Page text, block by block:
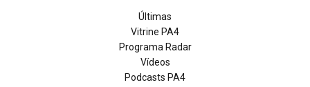
Últimas
Vitrine PA4
Programa Radar
Vídeos
Podcasts PA4